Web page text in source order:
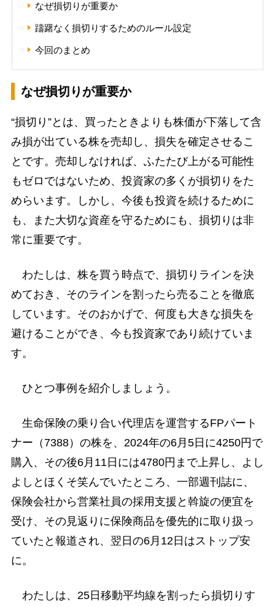
なぜ損切りが重要か
躊躇なく損切りするためのルール設定
今回のまとめ
なぜ損切りが重要か
“損切り”とは、買ったときよりも株価が下落して含
み損が出ている株を売却し、損失を確定させるこ
とです。売却しなければ、ふたたび上がる可能性
もゼロではないため、投資家の多くが損切りをた
めらいます。しかし、今後も投資を続けるために
も、また大切な資産を守るためにも、損切りは非
常に重要です。
わたしは、株を買う時点で、損切りラインを決
めておき、そのラインを割ったら売ることを徹底
しています。そのおかげで、何度も大きな損失を
避けることができ、今も投資家であり続けていま
す。
ひとつ事例を紹介しましょう。
生命保険の乗り合い代理店を運営するFPパート
ナー（7388）の株を、2024年の6月5日に4250円で
購入、その後6月11日には4780円まで上昇し、よし
よしとほくそ笑んでいたところ、一部週刊誌に、
保険会社から営業社員の採用支援と斡旋の便宜を
受け、その見返りに保険商品を優先的に取り扱っ
ていたと報道され、翌日の6月12日はストップ安
に。
わたしは、25日移動平均線を割ったら損切りす